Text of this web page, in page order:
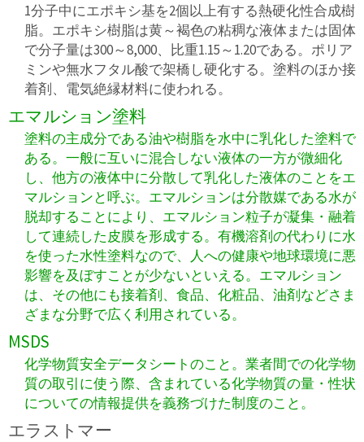
1分子中にエポキシ基を2個以上有する熱硬化性合成樹
脂。エポキシ樹脂は黄～褐色の粘稠な液体または固体
で分子量は300～8,000、比重1.15～1.20である。ポリア
ミンや無水フタル酸で架橋し硬化する。塗料のほか接
着剤、電気絶縁材料に使われる。
エマルション塗料
塗料の主成分である油や樹脂を水中に乳化した塗料で
ある。一般に互いに混合しない液体の一方が微細化
し、他方の液体中に分散して乳化した液体のことをエ
マルションと呼ぶ。エマルションは分散媒である水が
脱却することにより、エマルション粒子が凝集・融着
して連続した皮膜を形成する。有機溶剤の代わりに水
を使った水性塗料なので、人への健康や地球環境に悪
影響を及ぼすことが少ないといえる。エマルション
は、その他にも接着剤、食品、化粧品、油剤などさま
ざまな分野で広く利用されている。
MSDS
化学物質安全データシートのこと。業者間での化学物
質の取引に使う際、含まれている化学物質の量・性状
についての情報提供を義務づけた制度のこと。
エラストマー